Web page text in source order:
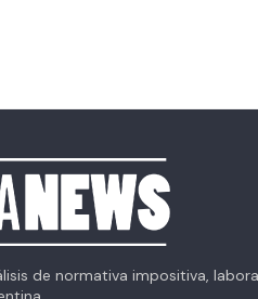
de normativa impositiva,